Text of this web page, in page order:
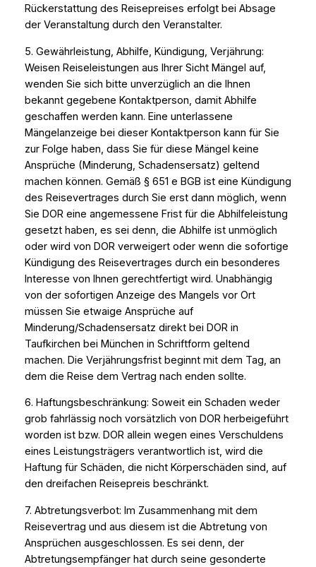
Rückerstattung des Reisepreises erfolgt bei Absage
der Veranstaltung durch den Veranstalter.
5. Gewährleistung, Abhilfe, Kündigung, Verjährung:
Weisen Reiseleistungen aus Ihrer Sicht Mängel auf,
wenden Sie sich bitte unverzüglich an die Ihnen
bekannt gegebene Kontaktperson, damit Abhilfe
geschaffen werden kann. Eine unterlassene
Mängelanzeige bei dieser Kontaktperson kann für Sie
zur Folge haben, dass Sie für diese Mängel keine
Ansprüche (Minderung, Schadensersatz) geltend
machen können. Gemäß § 651 e BGB ist eine Kündigung
des Reisevertrages durch Sie erst dann möglich, wenn
Sie DOR eine angemessene Frist für die Abhilfeleistung
gesetzt haben, es sei denn, die Abhilfe ist unmöglich
oder wird von DOR verweigert oder wenn die sofortige
Kündigung des Reisevertrages durch ein besonderes
Interesse von Ihnen gerechtfertigt wird. Unabhängig
von der sofortigen Anzeige des Mangels vor Ort
müssen Sie etwaige Ansprüche auf
Minderung/Schadensersatz direkt bei DOR in
Taufkirchen bei München in Schriftform geltend
machen. Die Verjährungsfrist beginnt mit dem Tag, an
dem die Reise dem Vertrag nach enden sollte.
6. Haftungsbeschränkung: Soweit ein Schaden weder
grob fahrlässig noch vorsätzlich von DOR herbeigeführt
worden ist bzw. DOR allein wegen eines Verschuldens
eines Leistungsträgers verantwortlich ist, wird die
Haftung für Schäden, die nicht Körperschäden sind, auf
den dreifachen Reisepreis beschränkt.
7. Abtretungsverbot: Im Zusammenhang mit dem
Reisevertrag und aus diesem ist die Abtretung von
Ansprüchen ausgeschlossen. Es sei denn, der
Abtretungsempfänger hat durch seine gesonderte